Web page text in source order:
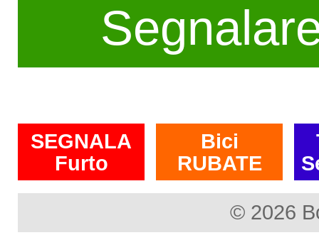
SEGNALA
Furto
Bici
RUBATE
© 2026